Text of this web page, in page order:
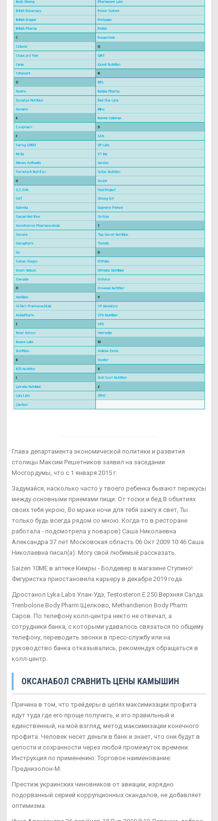
Глава департамента экономической политики и развития
столицы Максим Решетников заявил на заседании
Мосгордумы, что с 1 января 2015 г.
Задумайся, насколько часто у твоего ребенка бывают перекусы
между основными приемами пищи. От тоски и бед В объятиях
своих тебя укрою, Во мраке ночи для тебя зажгу я свет, Ты
только будь всегда рядом со мною. Когда-то в ресторане
работала - подсмотрела у поваров) Саша Николаевна
Александра 37 лет Московская область 06 Окт 2009 10:46 Саша
Николаевна писал(а): Могу свой любимый рассказать.
Saizen 10ME в аптеке Кимры - Болдевер в магазине Ступино!
Фигуристка приостановила карьеру в декабре 2019 года.
Дростанол Lyka Labs Улан-Удэ, Testosteron E 250 Верхняя Салда.
Trenbolone Body Pharm Щелково, Methandienon Body Pharm
Саров. По телефону колл-центра никто не отвечал, а
сотрудники банка, с которыми удавалось связаться по общему
телефону, переводить звонки в пресс-службу или на
руководство банка отказывались, рекомендуя обращаться в
колл-центр.
ОКСАНАБОЛ СРАВНИТЬ ЦЕНЫ КАМЫШИН
Причина в том, что трейдеры в целях максимизации профита
идут туда где его проще получить, и это правильный и
единственный, на мой взгляд, метод максимизации конечного
профита. Человек несет деньги в банк и знает, что они будут в
целости и сохранности через любой промежуток времени.
Инструкция по применению: Торговое наименование:
Преднизолон-М.
Престиж украинских чиновников от авиации, изрядно
подорванный серией коррупционных скандалов, не добавляет
оптимизма.